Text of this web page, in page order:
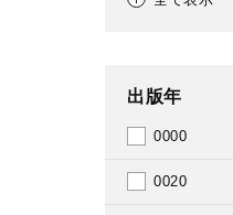
出版年
0000
0020